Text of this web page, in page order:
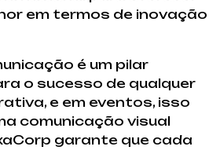
em termos de inovação
é um pilar
o sucesso de qualquer
e em eventos, isso
comunicação visual
garante que cada